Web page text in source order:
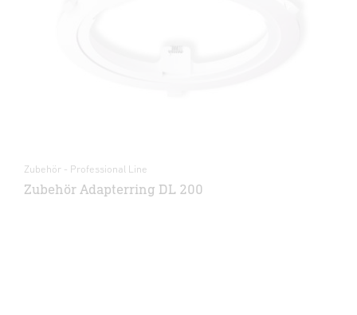
Zubehör - Professional Line
Zubehör Adapterring DL 200